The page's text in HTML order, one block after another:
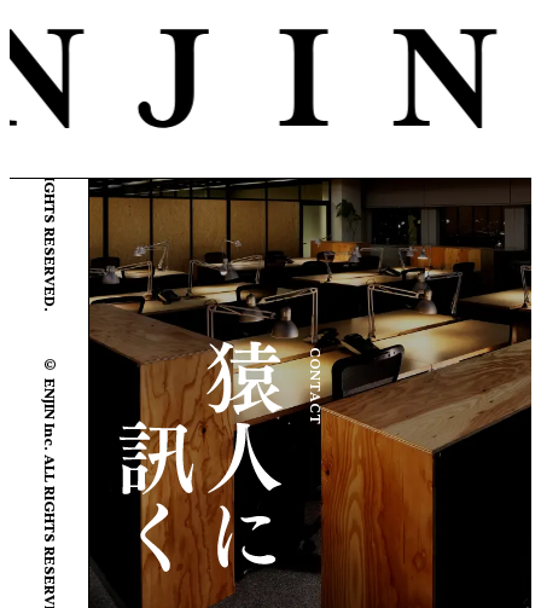
© ENJIN Inc. ALL RIGHTS RESERVED.
© ENJIN Inc. ALL RIGHTS RESERVED.
CONTACT